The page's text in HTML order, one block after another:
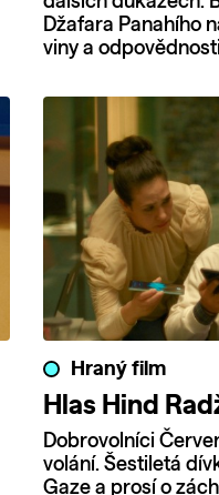
Džafara Panahího
viny a
Hraný film
Hlas Hind
Dobrovolníci
volání. Šestiletá
Gaze a prosí o